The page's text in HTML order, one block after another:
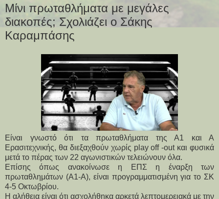
Μίνι πρωταθλήματα με μεγάλες
διακοπές; Σχολιάζει ο Σάκης
Καραμπάσης
Είναι γνωστό ότι τα πρωταθλήματα της Α1 και Α
Ερασιτεχνικής, θα διεξαχθούν χωρίς play off -out και φυσικά
μετά το πέρας των 22 αγωνιστικών τελειώνουν όλα.
Επίσης όπως ανακοίνωσε η ΕΠΣ η έναρξη των
πρωταθλημάτων (Α1-Α), είναι προγραμματισμένη για το ΣΚ
4-5 Οκτωβρίου.
Η αλήθεια είναι ότι ασχολήθηκα αρκετά λεπτομερειακά με την